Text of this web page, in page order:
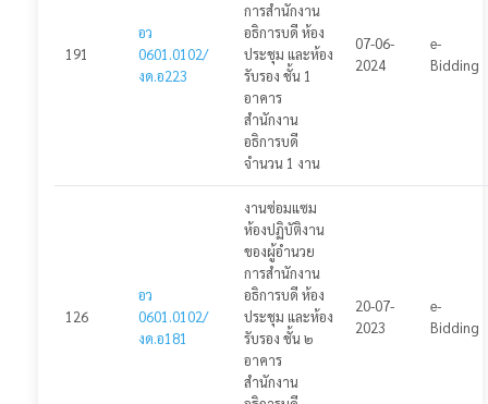
191
อว
0601.0102/
งด.อ223
การสำนักงาน
อธิการบดี ห้อง
ประชุม และห้อง
รับรอง ชั้น 1
อาคาร
สำนักงาน
อธิการบดี
จำนวน 1 งาน
07-06-
2024
e-
Bidding
126
อว
0601.0102/
งด.อ181
งานซ่อมแซม
ห้องปฏิบัติงาน
ของผู้อำนวย
การสำนักงาน
อธิการบดี ห้อง
ประชุม และห้อง
รับรอง ชั้น ๒
อาคาร
สำนักงาน
20-07-
2023
e-
Bidding